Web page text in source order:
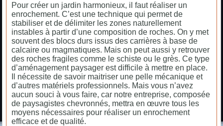
Pour créer un jardin harmonieux, il faut réaliser un
enrochement. C’est une technique qui permet de
stabiliser et de délimiter les zones naturellement
instables à partir d’une composition de roches. On y met
souvent des blocs durs issus des carrières à base de
calcaire ou magmatiques. Mais on peut aussi y retrouver
des roches fragiles comme le schiste ou le grès. Ce type
d’aménagement paysager est difficile à mettre en place.
Il nécessite de savoir maitriser une pelle mécanique et
d’autres matériels professionnels. Mais vous n’avez
aucun souci à vous faire, car notre entreprise, composée
de paysagistes chevronnés, mettra en œuvre tous les
moyens nécessaires pour réaliser un enrochement
efficace et de qualité.